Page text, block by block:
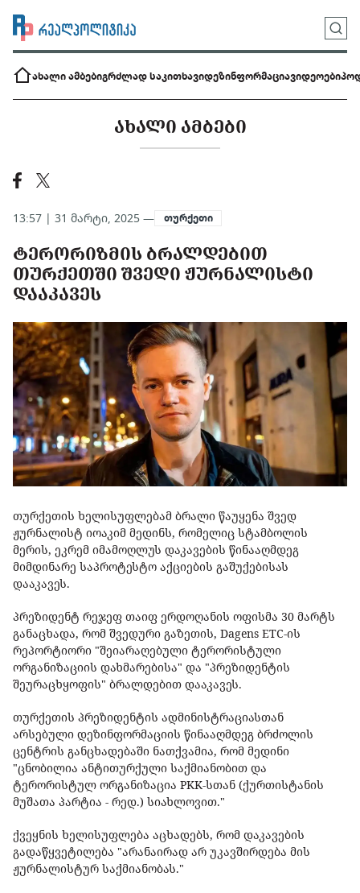
ახალი ამბებიგრძლად საკითხავიდეზინფორმაციავიდეოები
ᲐᲮᲐᲚᲘ ᲐᲛᲑᲔᲑᲘ
13:57 | 31 მარტი, 2025 — თურქეთი
ᲢᲔᲠᲝᲠᲘᲖᲛᲘᲡ ᲑᲠᲐᲚᲓᲔᲑᲘᲗ
ᲗᲣᲠᲥᲔᲗᲨᲘ ᲨᲕᲔᲓᲘ ᲟᲣᲠᲜᲐᲚᲘᲡᲢᲘ
ᲓᲐᲐᲙᲐᲕᲔᲡ
თურქეთის ხელისუფლებამ ბრალი წაუყენა შვედ
ჟურნალისტ იოაკიმ მედინს, რომელიც სტამბოლის
მერის, ეკრემ იმამოღლუს დაკავების წინააღმდეგ
მიმდინარე საპროტესტო აქციების გაშუქებისას
დააკავეს.
პრეზიდენტ რეჯეფ თაიფ ერდოღანის ოფისმა 30 მარტს
განაცხადა, რომ შვედური გაზეთის, Dagens ETC-ის
რეპორტიორი "შეიარაღებული ტერორისტული
ორგანიზაციის დახმარებისა" და "პრეზიდენტის
შეურაცხყოფის" ბრალდებით დააკავეს.
თურქეთის პრეზიდენტის ადმინისტრაციასთან
არსებული დეზინფორმაციის წინააღმდეგ ბრძოლის
ცენტრის განცხადებაში ნათქვამია, რომ მედინი
"ცნობილია ანტითურქული საქმიანობით და
ტერორისტულ ორგანიზაცია PKK-სთან (ქურთისტანის
მუშათა პარტია - რედ.) სიახლოვით."
ქვეყნის ხელისუფლება აცხადებს, რომ დაკავების
გადაწყვეტილება "არანაირად არ უკავშირდება მის
ჟურნალისტურ საქმიანობას."